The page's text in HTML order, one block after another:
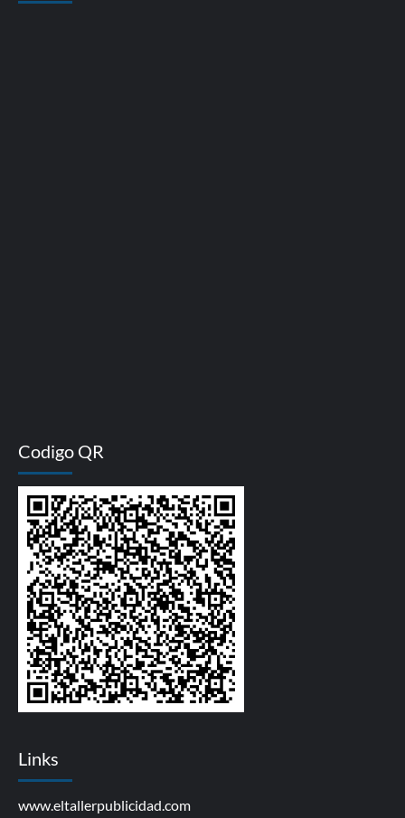
Codigo QR
Links
www.eltallerpublicidad.com